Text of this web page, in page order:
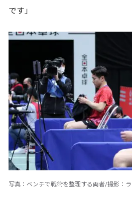
です」
写真：ベンチで戦術を整理する両者/撮影：